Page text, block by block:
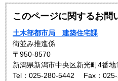
このページに関するお問
土木部都市局 建築住宅課
街並み推進係
〒950-8570
新潟県新潟市中央区新光町4番
Tel：025-280-5442
Fax：